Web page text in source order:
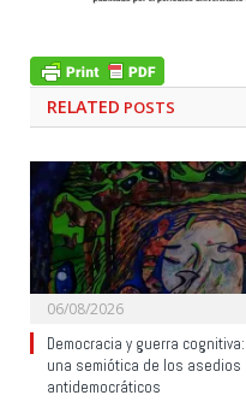
RELATED POSTS
06/08/2026
Democracia y guerra cognitiva:
una semiótica de los asedios
antidemocráticos